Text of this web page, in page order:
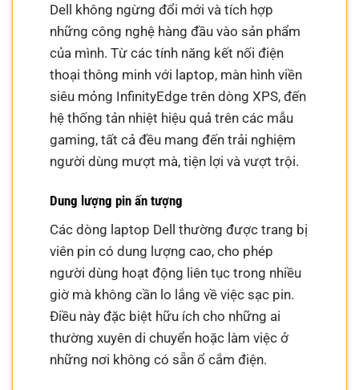
Dell không ngừng đổi mới và tích hợp
những công nghệ hàng đầu vào sản phẩm
của mình. Từ các tính năng kết nối điện
thoại thông minh với laptop, màn hình viền
siêu mỏng InfinityEdge trên dòng XPS, đến
hệ thống tản nhiệt hiệu quả trên các mẫu
gaming, tất cả đều mang đến trải nghiệm
người dùng mượt mà, tiện lợi và vượt trội.
Dung lượng pin ấn tượng
Các dòng laptop Dell thường được trang bị
viên pin có dung lượng cao, cho phép
người dùng hoạt động liên tục trong nhiều
giờ mà không cần lo lắng về việc sạc pin.
Điều này đặc biệt hữu ích cho những ai
thường xuyên di chuyển hoặc làm việc ở
những nơi không có sẵn ổ cắm điện.